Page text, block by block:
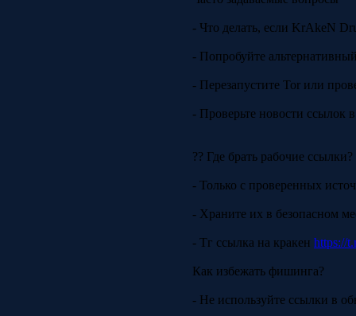
- Что делать, если KrAkeN
- Попробуйте
- Перезапустите Tor или
- Проверьте новости ссылок
?? Где брать рабочие ссылки?
- Только с проверенных
- Храните их в безопасном
- Тг ссылка на кракен https://
Как избежать фишинга?
- Не используйте ссылки в